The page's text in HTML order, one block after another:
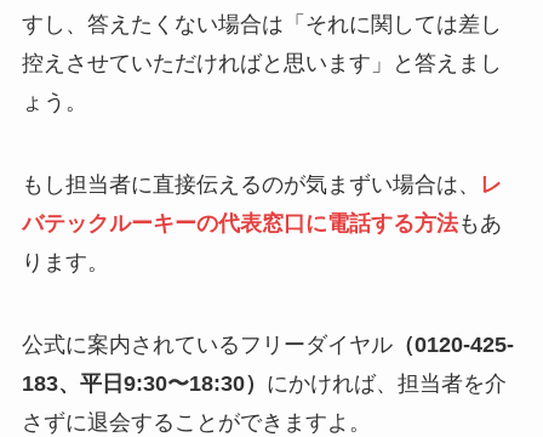
すし、答えたくない場合は「それに関しては差し
控えさせていただければと思います」と答えまし
ょう。
もし担当者に直接伝えるのが気まずい場合は、
レ
バテックルーキーの代表窓口に電話する方法もあ
ります。
公式に案内されているフリーダイヤル（0120-425-
183、平日9:30〜18:30） にかければ、担当者を介
さずに退会することができますよ。